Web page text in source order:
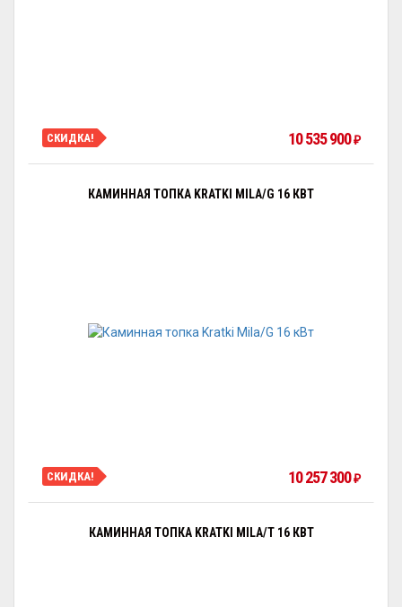
СКИДКА! 10 535 900 ₽
КАМИННАЯ ТОПКА KRATKI MILA/G 16 КВТ
СКИДКА! 10 257 300 ₽
КАМИННАЯ ТОПКА KRATKI MILA/T 16 КВТ